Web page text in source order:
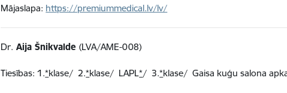
Mājaslapa: https://premiummedical.lv/lv/
Dr. Aija Šnikvalde(LVA/AME-008)
Tiesības: 1.*klase/ 2.*klase/ LAPL*/3.*klase/Gaisa kuģu salona